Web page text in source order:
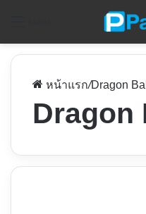
หน้าแรก/Dragon Ball
Dragon